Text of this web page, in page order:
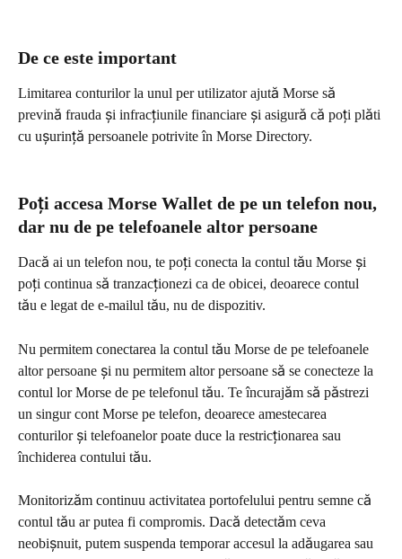
De ce este important
Limitarea conturilor la unul per utilizator ajută Morse să
prevină frauda și infracțiunile financiare și asigură că poți plăti
cu ușurință persoanele potrivite în Morse Directory.
Poți accesa Morse Wallet de pe un telefon nou,
dar nu de pe telefoanele altor persoane
Dacă ai un telefon nou, te poți conecta la contul tău Morse și
poți continua să tranzacționezi ca de obicei, deoarece contul
tău e legat de e-mailul tău, nu de dispozitiv.
Nu permitem conectarea la contul tău Morse de pe telefoanele
altor persoane și nu permitem altor persoane să se conecteze la
contul lor Morse de pe telefonul tău. Te încurajăm să păstrezi
un singur cont Morse pe telefon, deoarece amestecarea
conturilor și telefoanelor poate duce la restricționarea sau
închiderea contului tău.
Monitorizăm continuu activitatea portofelului pentru semne că
contul tău ar putea fi compromis. Dacă detectăm ceva
neobișnuit, putem suspenda temporar accesul la adăugarea sau